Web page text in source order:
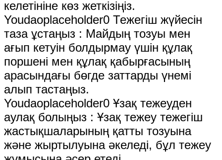
келетініне көз жеткізіңіз.
Youdaoplaceholder0 Тежегіш жүйесін
таза ұстаңыз ‌: Майдың тозуы мен
ағып кетуін болдырмау үшін құлақ
поршені мен құлақ қабырғасының
арасындағы бөгде заттарды үнемі
алып тастаңыз.
Youdaoplaceholder0 Ұзақ тежеуден
аулақ болыңыз ‌: Ұзақ тежеу ​​тежегіш
жастықшаларының қатты тозуына
және жыртылуына әкеледі, бұл тежеу ​​​​